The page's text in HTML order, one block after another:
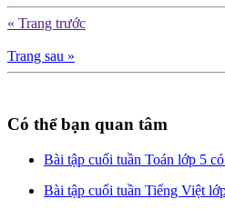
« Trang trước
Trang sau »
Có thể bạn quan tâm
Bài tập cuối tuần Toán lớp 5
Bài tập cuối tuần Tiếng Việt